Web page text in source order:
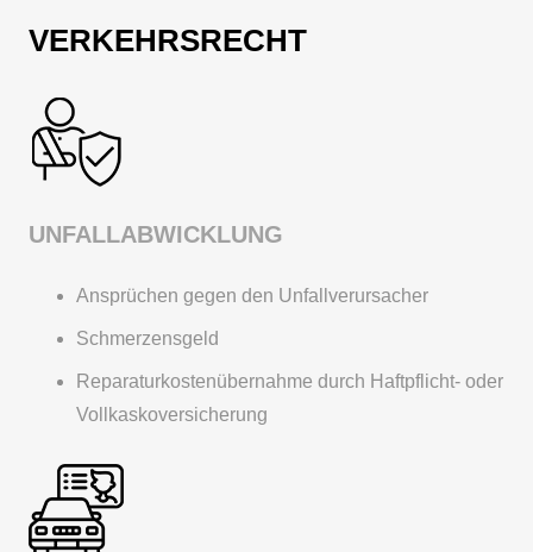
VERKEHRSRECHT
UNFALLABWICKLUNG
Ansprüchen gegen den Unfallverursacher
Schmerzensgeld
Reparaturkostenübernahme durch Haftpflicht- oder
Vollkaskoversicherung